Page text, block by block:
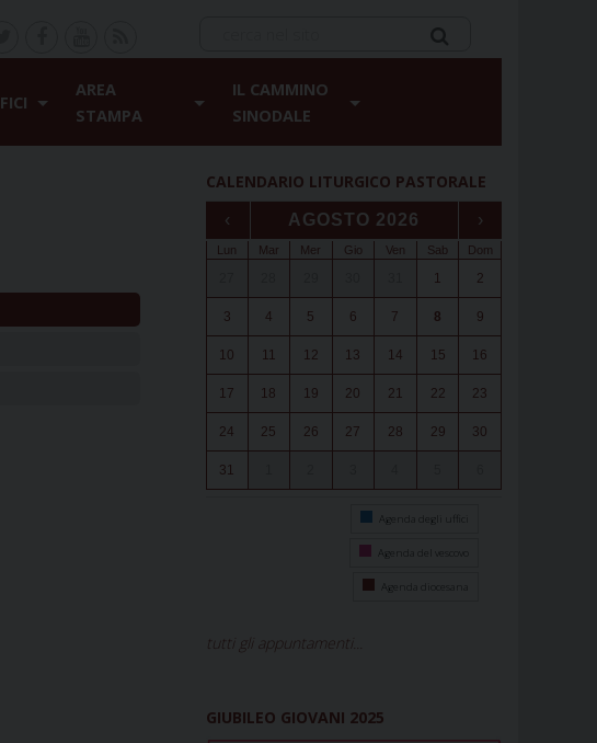
AREA
STAMPA
IL CAMMINO
SINODALE
CALENDARIO LITURGICO PASTORALE
‹ AGOSTO 2026 ›
Lun Mar Mer Gio Ven Sab Dom
1 2
3 4 5 6 7 8 9
10 11 12 13 14 15 16
17 18 19 20 21 22 23
24 25 26 27 28 29 30
31
Agenda degli uffici
Agenda del vescovo
Agenda diocesana
tutti gli appuntamenti...
GIUBILEO GIOVANI 2025